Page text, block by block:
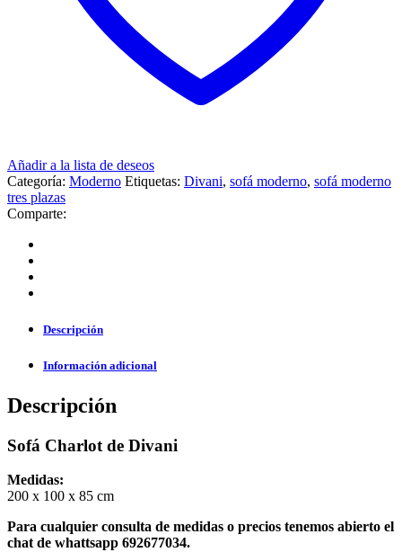
Añadir a la lista de deseos
Categoría: Moderno Etiquetas: Divani, sofá moderno, sofá moderno
tres plazas
Comparte:
Descripción
Información adicional
Descripción
Sofá Charlot de Divani
Medidas:
200 x 100 x 85 cm
Para cualquier consulta de medidas o precios tenemos abierto el
chat de whattsapp 692677034.